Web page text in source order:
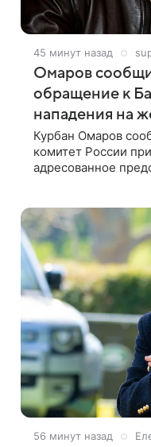
45 минут назад
Омаров
обращение к
нападения на
Курбан Омаров
комитет России
адресованное
блоге. В
56 минут назад